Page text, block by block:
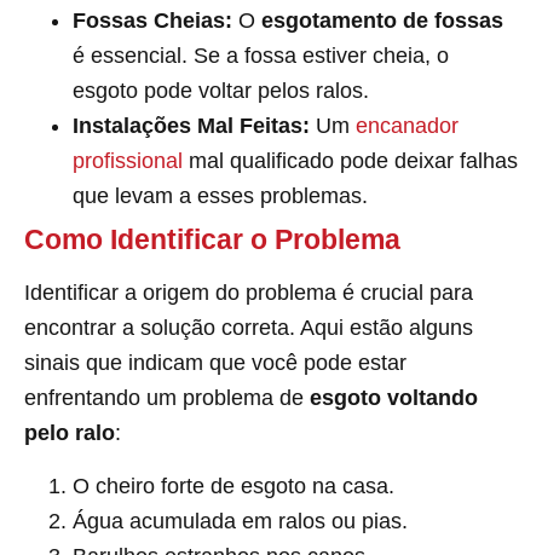
Fossas Cheias: O esgotamento de fossas
é essencial. Se a fossa estiver cheia, o
esgoto pode voltar pelos ralos.
Instalações Mal Feitas: Um encanador
profissional mal qualificado pode deixar falhas
que levam a esses problemas.
Como Identificar o Problema
Identificar a origem do problema é crucial para
encontrar a solução correta. Aqui estão alguns
sinais que indicam que você pode estar
enfrentando um problema de esgoto voltando
pelo ralo:
O cheiro forte de esgoto na casa.
Água acumulada em ralos ou pias.